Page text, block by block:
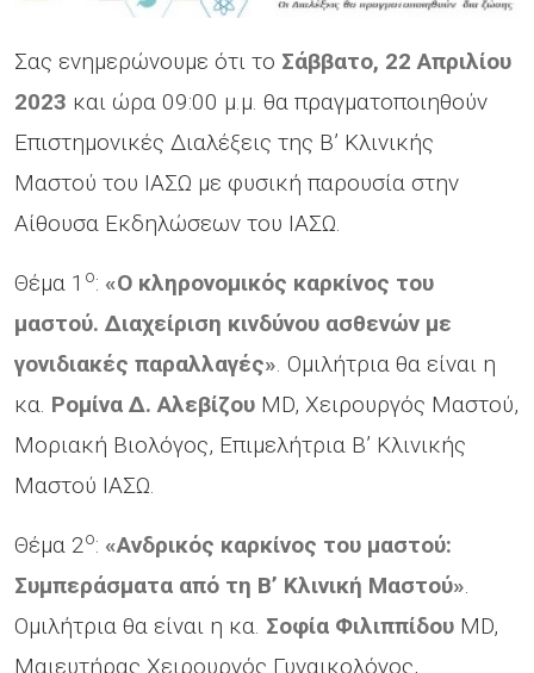
Σας ενημερώνουμε ότι το Σάββατο, 22 Απριλίου
2023 και ώρα 09:00 μ.μ. θα πραγματοποιηθούν
Επιστημονικές Διαλέξεις της Β’ Κλινικής
Μαστού του ΙΑΣΩ με φυσική παρουσία στην
Αίθουσα Εκδηλώσεων του ΙΑΣΩ.
Θέμα 1 ο: «Ο κληρονομικός καρκίνος του
μαστού. Διαχείριση κινδύνου ασθενών με
γονιδιακές παραλλαγές». Ομιλήτρια θα είναι η
κα. Ρομίνα Δ. Αλεβίζου MD, Χειρουργός Μαστού,
Μοριακή Βιολόγος, Επιμελήτρια Β’ Κλινικής
Μαστού ΙΑΣΩ.
Θέμα 2ο: «Ανδρικός καρκίνος του μαστού:
Συμπεράσματα από τη Β’ Κλινική Μαστού».
Ομιλήτρια θα είναι η κα. Σοφία Φιλιππίδου MD,
Μαιευτήρας Χειρουργός Γυναικολόγος,